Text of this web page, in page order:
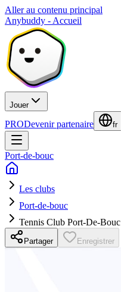
Aller au contenu principal
Anybuddy - Accueil
Jouer
PRODevenir partenaire fr
Port-de-bouc
Les clubs
Port-de-bouc
Tennis Club Port-De-Bouc
Partager Enregistrer